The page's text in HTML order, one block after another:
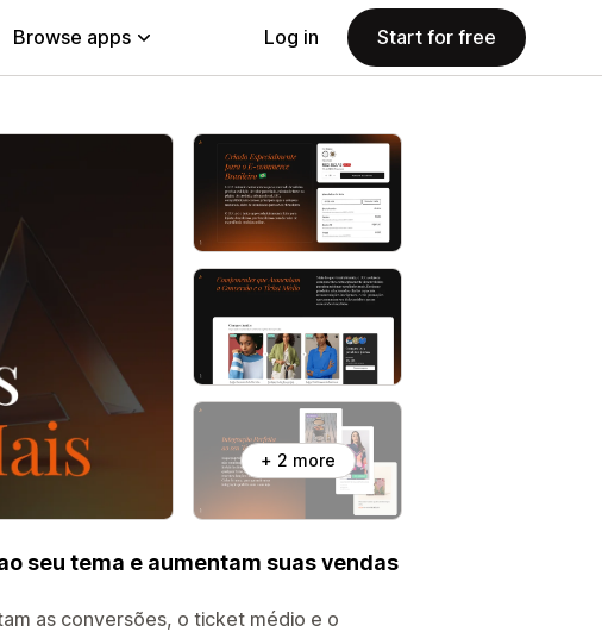
Browse apps Log in Start for free
+ 2 more
seu tema e aumentam suas vendas
as conversões, o ticket médio e o